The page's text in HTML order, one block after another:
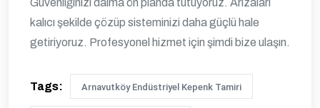
Güvenliğinizi daima ön planda tutuyoruz. Arızaları
kalıcı şekilde çözüp sisteminizi daha güçlü hale
getiriyoruz. Profesyonel hizmet için şimdi bize ulaşın.
Tags: Arnavutköy Endüstriyel Kepenk Tamiri